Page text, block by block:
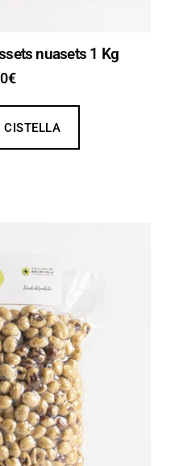
nuasets 1 Kg
€
CISTELLA